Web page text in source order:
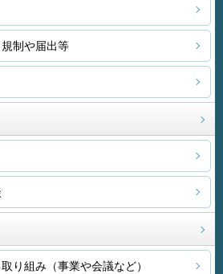
制や届出等
り組み（事業や会議など）